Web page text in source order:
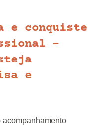
e conquiste
-
e
acompanhamento